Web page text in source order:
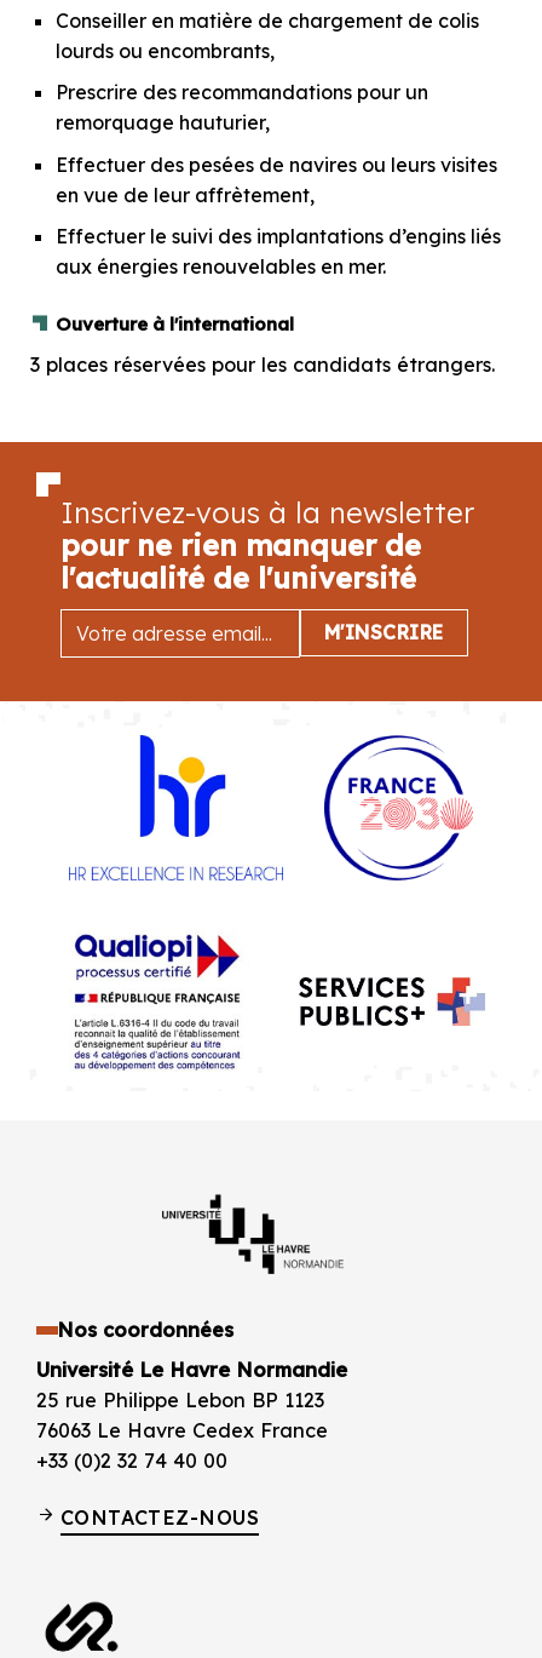
Conseiller en matière de chargement de colis
lourds ou encombrants,
Prescrire des recommandations pour un
remorquage hauturier,
Effectuer des pesées de navires ou leurs visites
en vue de leur affrètement,
Effectuer le suivi des implantations d’engins liés
aux énergies renouvelables en mer.
Ouverture à l'international
3 places réservées pour les candidats étrangers.
Inscrivez-vous à la newsletter
pour ne rien manquer de
l'actualité de l'université
Nos coordonnées
Université Le Havre Normandie
25 rue Philippe Lebon BP 1123
76063 Le Havre Cedex France
+33 (0)2 32 74 40 00
CONTACTEZ-NOUS